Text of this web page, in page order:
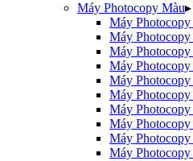
Máy Photocopy Màu▸
Máy Photocopy
Máy Photocopy
Máy Photocopy
Máy Photocopy
Máy Photocopy
Máy Photocopy
Máy Photocopy
Máy Photocopy
Máy Photocopy
Máy Photocopy